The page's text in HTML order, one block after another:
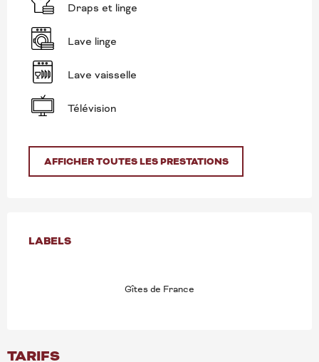
Draps et linge
Lave linge
Lave vaisselle
Télévision
AFFICHER TOUTES LES PRESTATIONS
OFFRES DE PRESTATIONS
LABELS
LABELS
Gîtes de France
TARIFS